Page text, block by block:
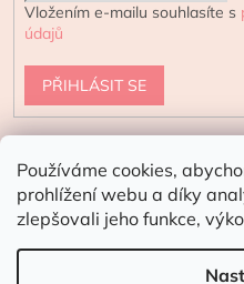
Používáme cookies,
prohlížení webu a díky
zlepšovali jeho funkce,
Doporučení pro
dnech
Vložením e-mailu souhlasíte s
údajů
PŘIHLÁSIT SE
urtekram.cz ecoteeno.cz